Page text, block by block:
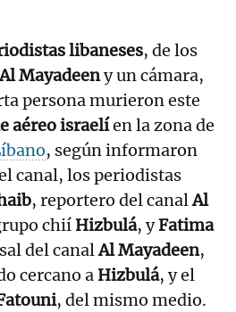
libaneses, de los
Al Mayadeeny un cámara,
persona murieron este
aéreo israelíen la zona de
, según informaron
canal, los periodistas
, reportero del canalAl
chií Hizbulá, yFatima
del canalAl Mayadeen,
cercano a Hizbulá, y el
, del mismo medio.